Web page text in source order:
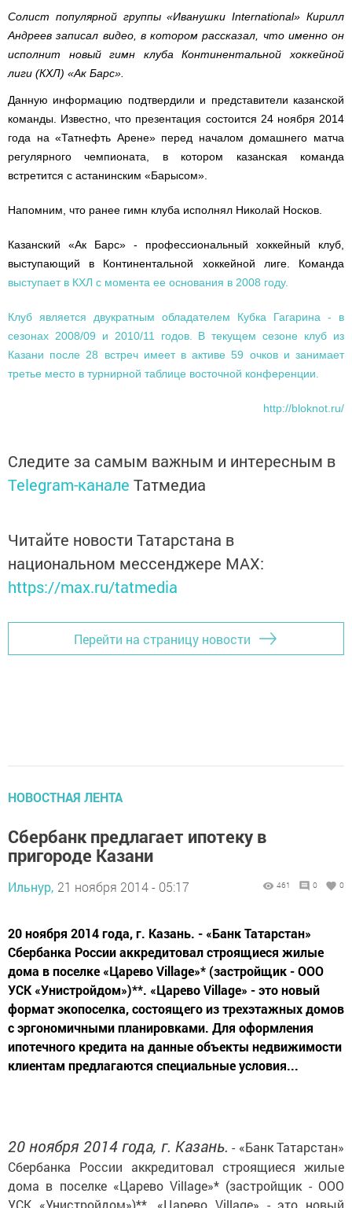
Солист популярной группы «Иванушки International» Кирилл
Андреев записал видео, в котором рассказал, что именно он
исполнит новый гимн клуба Континентальной хоккейной
лиги (КХЛ) «Ак Барс».
Данную информацию подтвердили и представители казанской
команды. Известно, что презентация состоится 24 ноября 2014
года на «Татнефть Арене» перед началом домашнего матча
регулярного чемпионата, в котором казанская команда
встретится с астанинским «Барысом».
Напомним, что ранее гимн клуба исполнял Николай Носков.
Казанский «Ак Барс» - профессиональный хоккейный клуб,
выступающий в Континентальной хоккейной лиге. Команда
выступает в КХЛ с момента ее основания в 2008 году.
Клуб является двукратным обладателем Кубка Гагарина - в
сезонах 2008/09 и 2010/11 годов. В текущем сезоне клуб из
Казани после 28 встреч имеет в активе 59 очков и занимает
третье место в турнирной таблице восточной конференции.
http://bloknot.ru/
Следите за самым важным и интересным в
Telegram-канале Татмедиа
Читайте новости Татарстана в
национальном мессенджере MАХ:
https://max.ru/tatmedia
Перейти на страницу новости
НОВОСТНАЯ ЛЕНТА
Сбербанк предлагает ипотеку в
пригороде Казани
Ильнур, 21 ноября 2014 - 05:17 461 0 0
20 ноября 2014 года, г. Казань. - «Банк Татарстан»
Сбербанка России аккредитовал строящиеся жилые
дома в поселке «Царево Village»* (застройщик - ООО
УСК «Унистройдом»)**. «Царево Village» - это новый
формат экопоселка, состоящего из трехэтажных домов
с эргономичными планировками. Для оформления
ипотечного кредита на данные объекты недвижимости
клиентам предлагаются специальные условия...
20 ноября 2014 года, г. Казань. - «Банк Татарстан»
Сбербанка России аккредитовал строящиеся жилые
дома в поселке «Царево Village»* (застройщик - ООО
УСК «Унистройдом»)**. «Царево Village» - это новый